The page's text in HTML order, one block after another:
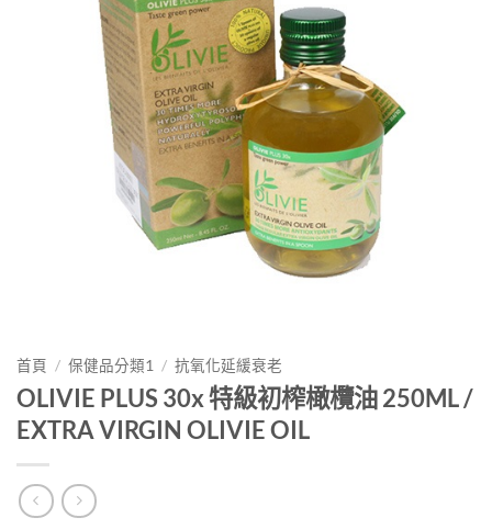
首頁 / 保健品分類1 / 抗氧化延緩衰老
OLIVIE PLUS 30x 特級初榨橄欖油 250ML /
EXTRA VIRGIN OLIVIE OIL